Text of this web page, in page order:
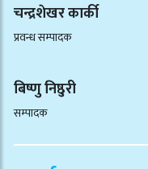
चन्द्रशेखर कार्की
प्रवन्ध सम्पादक
बिष्णु निष्ठुरी
सम्पादक